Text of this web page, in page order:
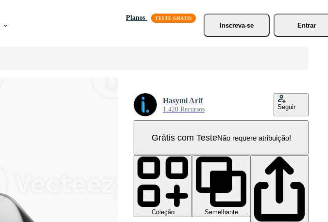
Planos
Inscreva-se
Entrar
Hasymi Arif
1.420 Recursos Seguir
Grátis com TesteNão requere atribuição!
Coleção
Semelhante